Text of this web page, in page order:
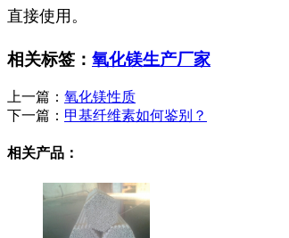
直接使用。
相关标签： 氧化镁生产厂家
上一篇： 氧化镁性质
下一篇： 甲基纤维素如何鉴别？
相关产品：